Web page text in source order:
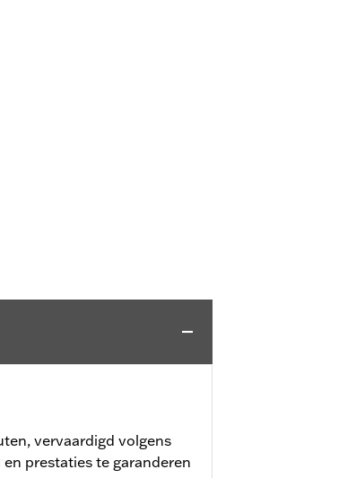
vervaardigd volgens
prestaties te garanderen